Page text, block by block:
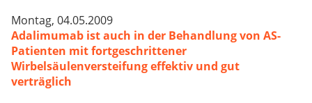
Montag, 04.05.2009
Adalimumab ist auch in der Behandlung von AS-
Patienten mit fortgeschrittener
Wirbelsäulenversteifung effektiv und gut
verträglich